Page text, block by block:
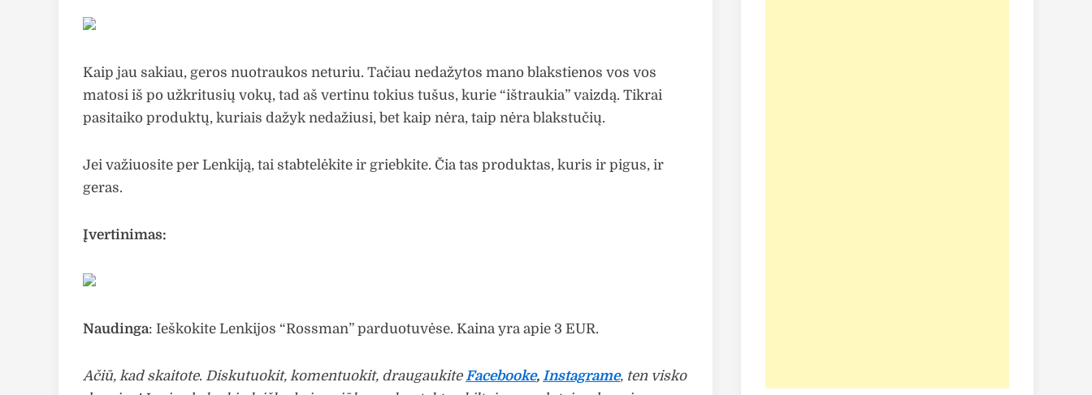
Kaip jau sakiau, geros nuotraukos neturiu. Tačiau nedažytos mano blakstienos vos vos
matosi iš po užkritusių vokų, tad aš vertinu tokius tušus, kurie “ištraukia” vaizdą. Tikrai
pasitaiko produktų, kuriais dažyk nedažiusi, bet kaip nėra, taip nėra blakstučių.
Jei važiuosite per Lenkiją, tai stabtelėkite ir griebkite. Čia tas produktas, kuris ir pigus, ir
geras.
Įvertinimas:
Naudinga: Ieškokite Lenkijos “Rossman” parduotuvėse. Kaina yra apie 3 EUR.
Ačiū, kad skaitote. Diskutuokit, komentuokit, draugaukiteFacebooke, Instagrame, ten visko